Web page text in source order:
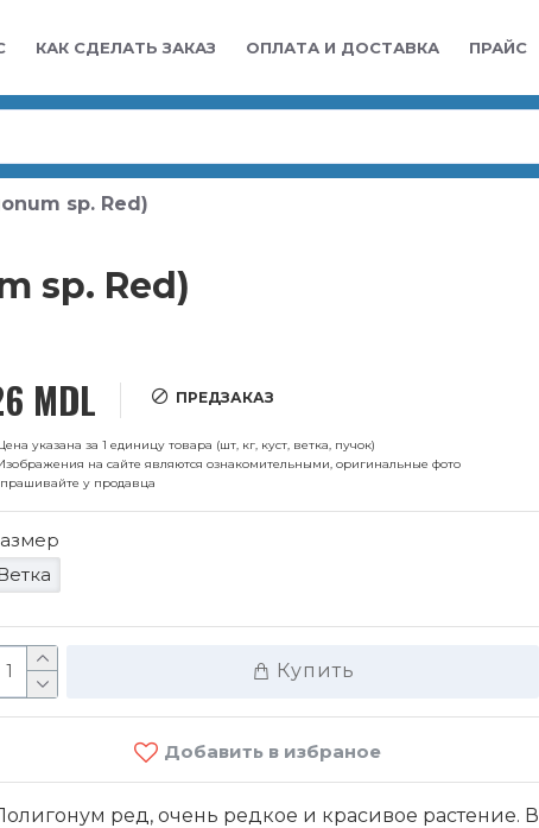
КАК СДЕЛАТЬ ЗАКАЗ ОПЛАТА И ДОСТАВКА ПРАЙС
sp. Red)
sp. Red)
MDL ПРЕДЗАКАЗ
указана за 1 единицу товара (шт, кг, куст, ветка, пучок)
на сайте являются ознакомительными, оригинальные фото
у продавца
Купить
Добавить в избраное
ред, очень редкое и красивое растение. В
Rotala wallichii